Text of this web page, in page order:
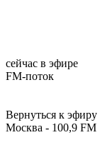
сейчас в эфире
FM-поток
Вернуться к эфиру
Москва - 100,9 FM